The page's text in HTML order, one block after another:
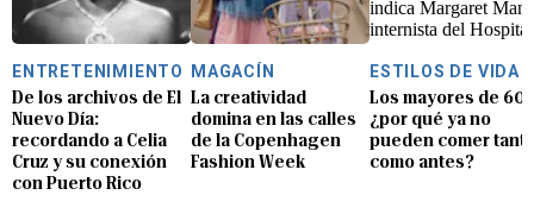
ENTRETENIMIENTO
De los archivos de El
Nuevo Día:
recordando a Celia
Cruz y su conexión
con Puerto Rico
MAGACÍN
La creatividad
domina en las calles
de la Copenhagen
Fashion Week
ESTILOS DE VIDA
Los mayores de 60:
¿por qué ya no
pueden comer
como antes?